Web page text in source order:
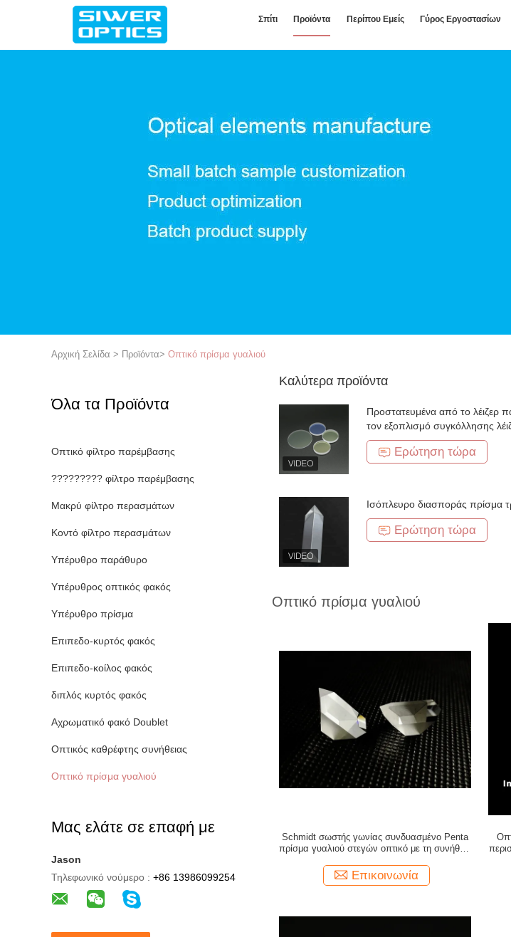
Σπίτι Προϊόντα Περίπου Εμείς Γύρος Εργοστασίων
Αρχική Σελίδα > Προϊόντα> Οπτικό πρίσμα γυαλιού
Όλα τα Προϊόντα
Οπτικό φίλτρο παρέμβασης
????????? φίλτρο παρέμβασης
Μακρύ φίλτρο περασμάτων
Κοντό φίλτρο περασμάτων
Υπέρυθρο παράθυρο
Υπέρυθρος οπτικός φακός
Υπέρυθρο πρίσμα
Επιπεδο-κυρτός φακός
Επιπεδο-κοίλος φακός
διπλός κυρτός φακός
Αχρωματικό φακό Doublet
Οπτικός καθρέφτης συνήθειας
Οπτικό πρίσμα γυαλιού
Μας ελάτε σε επαφή με
Jason
Τηλεφωνικό νούμερο : +86 13986099254
Καλύτερα προϊόντα
Προστατευμένα από το λέιζερ
τον εξοπλισμό συγκόλλησης
τέμνουσα μηχανή λέιζερ
Ερώτηση τώρα
Ισόπλευρο διασποράς πρίσμα
Ερώτηση τώρα
Οπτικό πρίσμα γυαλιού
Schmidt σωστής γωνίας συνδυασμένο Penta
πρίσμα γυαλιού στεγών οπτικό με τη συνήθεια
Επικοινωνία